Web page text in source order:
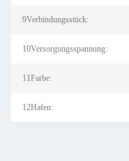
9Verbindungsstück:
10Versorgungsspannung:
11Farbe:
12Hafen: